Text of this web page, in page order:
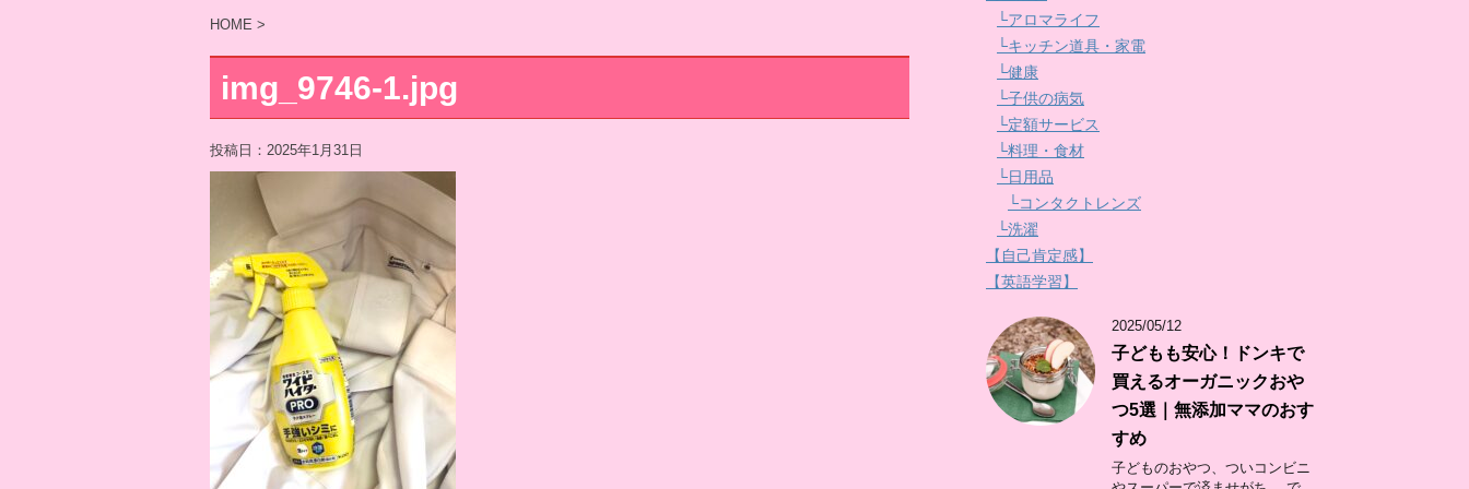
HOME >
img_9746-1.jpg
投稿日： 2025年1月31日
└アロマライフ
└キッチン道具・家電
└健康
└子供の病気
└定額サービス
└料理・食材
└日用品
└コンタクトレンズ
└洗濯
【自己肯定感】
【英語学習】
2025/05/12
子どもも安心！ドンキで
買えるオーガニックおや
つ5選｜無添加ママのおす
すめ
子どものおやつ、ついコンビニ